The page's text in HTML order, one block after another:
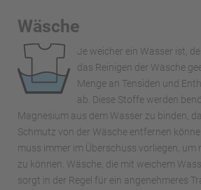
Wäsche
Je weicher ein Wasser ist,
das Reinigen der Wäsche
Menge an Tensiden und
ab. Diese Stoffe werden
Magnesium aus dem Wasser zu binden,
Schmutz von der Wäsche entfernen
muss immer im Überschuss vorliegen,
zu können. Wäsche, die mit weichem
sorgt in der Regel für ein angenehmeres